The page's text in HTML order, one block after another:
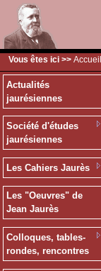
Vous êtes ici >> Accueil
Actualités
jaurésiennes
Société d'études
jaurésiennes
Les Cahiers Jaurès
Les "Oeuvres" de
Jean Jaurès
Colloques, tables-
rondes, rencontres